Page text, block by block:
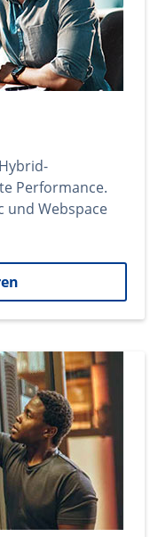
Performance.
und Webspace